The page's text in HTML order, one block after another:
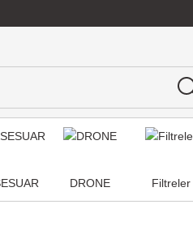
DRONE Filtreler